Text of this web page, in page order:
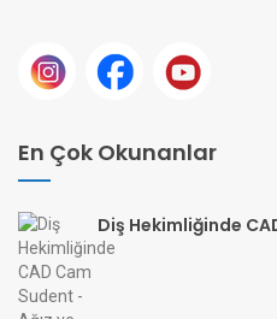
En Çok Okunanlar
Diş Hekimliğinde